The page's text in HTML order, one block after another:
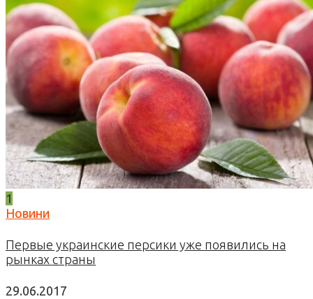
1
Новини
Первые украинские персики уже появились на
рынках страны
29.06.2017